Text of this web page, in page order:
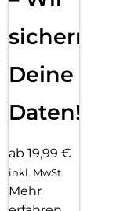
sichern
Deine
Daten!
ab 19,99 €
inkl. MwSt.
Mehr